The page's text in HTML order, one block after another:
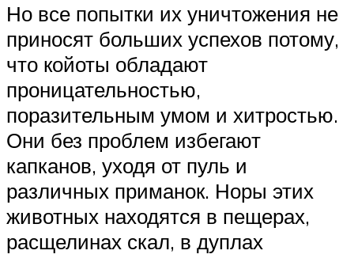
Но все попытки их уничтожения не
приносят больших успехов потому,
что койоты обладают
проницательностью,
поразительным умом и хитростью.
Они без проблем избегают
капканов, уходя от пуль и
различных приманок. Норы этих
животных находятся в пещерах,
расщелинах скал, в дуплах